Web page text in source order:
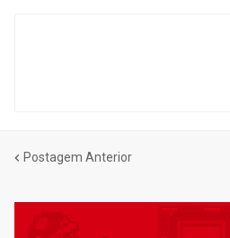
Postagem Anterior